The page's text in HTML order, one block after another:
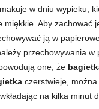
w dniu wypieku,
miękkie. Aby zachować
ją w
przechowywania w
one, że
czerstwieje, można
na kilka minut